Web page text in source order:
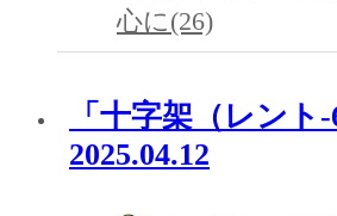
心に(26)
「十字架（レント
2025.04.12